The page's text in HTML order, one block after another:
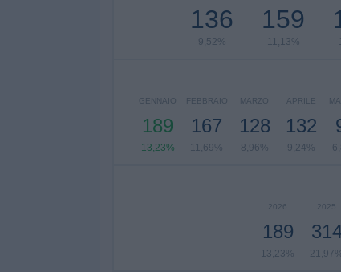
136
9,52%
159
11,13%
GENNAIO
189
13,23%
FEBBRAIO
167
11,69%
MARZO
128
8,96%
APRILE
132
9,24%
2026
189
13,23%
2025
21,97%